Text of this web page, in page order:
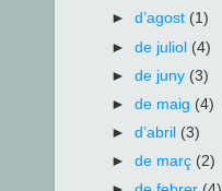
►d’agost (1)
►de juliol (4)
►de juny (3)
►de maig (4)
►d’abril (3)
►de març (2)